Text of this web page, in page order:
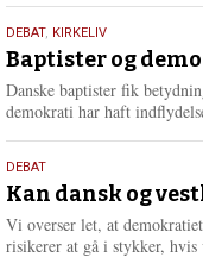
18.
maj
2026
DEBAT, KIRKELIV
Baptister og
Danske baptister fik
demokrati har haft
18.
maj
2026
DEBAT
Kan dansk og
Vi overser let, at
risikerer at gå i stykker,